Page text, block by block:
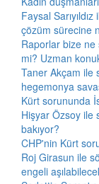
Faysal
çözüm sürecine
Raporlar bize
mi? Uzman
Taner Akçam ile
hegemonya
Kürt sorununda
Hişyar Özsoy ile
bakıyor?
CHP'nin Kürt
Roj Girasun ile
engeli